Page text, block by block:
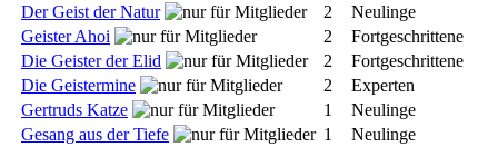
Der Geist der Natur
2
Neulinge
Geister Ahoi
2
Fortgeschrittene
Die Geister der Elid
2
Fortgeschrittene
Die Geistermine
2
Experten
Gertruds Katze
1
Neulinge
Gesang aus der Tiefe
1
Neulinge